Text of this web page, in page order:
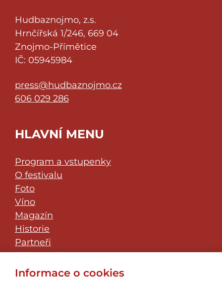
Hudbaznojmo, z.s.
Hrnčířská 1/246, 669 04
Znojmo-Přímětice
IČ: 05945984
press@hudbaznojmo.cz
606 029 286
HLAVNÍ MENU
Program a vstupenky
O festivalu
Foto
Víno
Magazín
Historie
Partneři
Klub přátel
JazzFest Znojmo
Informace o cookies